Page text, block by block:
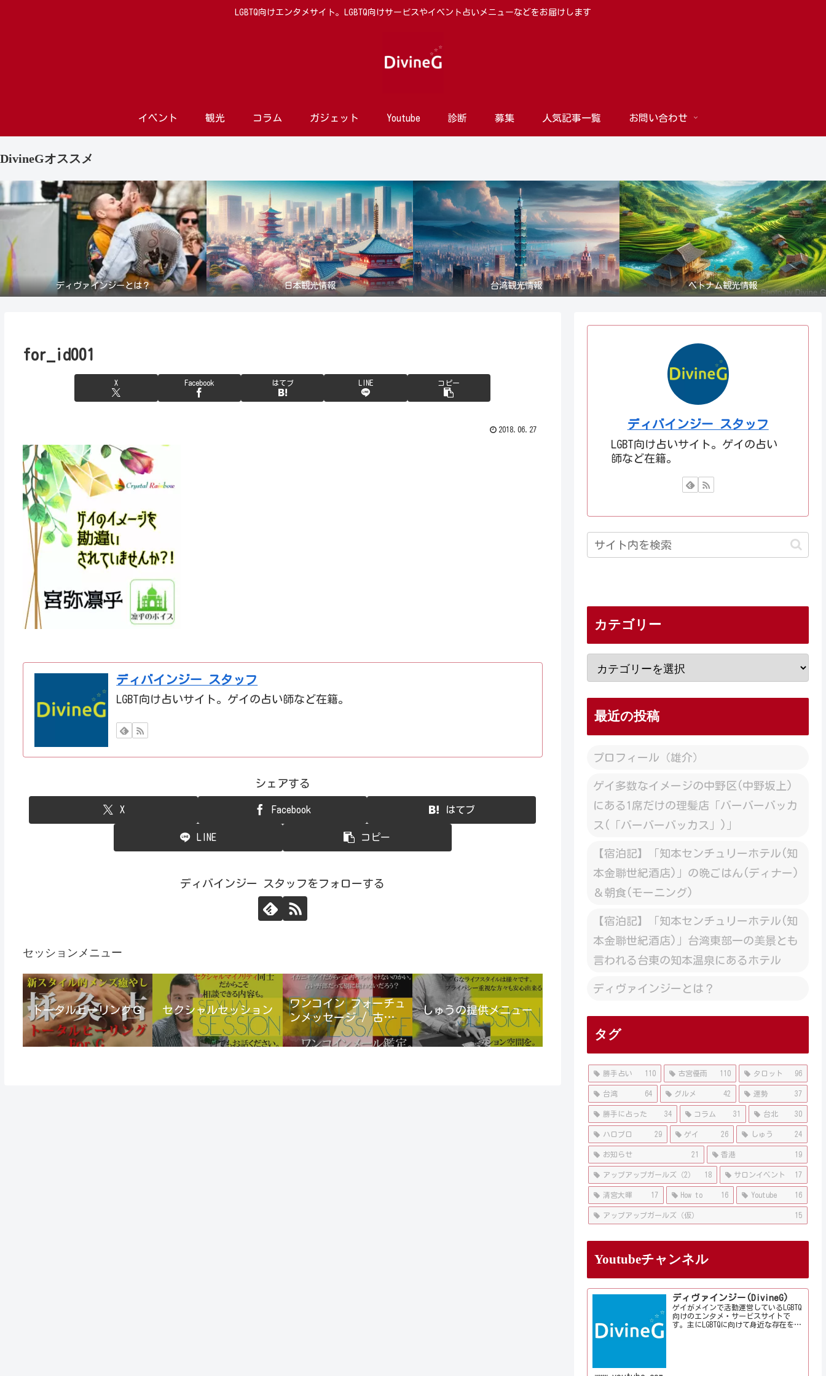
LGBTQ向けエンタメサイト。LGBTQ向けサービスやイベント占いメニューなどをお届けします
イベント 観光 コラム ガジェット Youtube 診断 募集 人気記事一覧 お問い合わせ
DivineGオススメ
ディヴァインジーとは？ 日本観光情報 台湾観光情報 ベトナム観光情報
for_id001
X Facebook はてブ LINE コピー
2018.06.27
ディバインジー スタッフ
LGBT向け占いサイト。ゲイの占い師など在籍。
シェアする
X Facebook はてブ
LINE コピー
ディバインジー スタッフをフォローする
セッションメニュー
トータルヒーリングＧ セクシャルセッション
ワンコイン フォーチュ
ンメッセージ / 古宮優
雨
しゅうの提供メニュー
ディバインジー スタッフ
LGBT向け占いサイト。ゲイの占い
師など在籍。
カテゴリー
最近の投稿
プロフィール（雄介）
ゲイ多数なイメージの中野区(中野坂上)
にある1席だけの理髪店「バーバーバッカ
ス(「バーバーバッカス」)」
【宿泊記】「知本センチュリーホテル(知
本金聯世紀酒店)」の晩ごはん(ディナー)
＆朝食(モーニング)
【宿泊記】「知本センチュリーホテル(知
本金聯世紀酒店)」台湾東部一の美景とも
言われる台東の知本温泉にあるホテル
ディヴァインジーとは？
タグ
勝手占い 110 古宮優雨 110 タロット 96
台湾 64 グルメ 42 運勢 37
勝手に占った 34 コラム 31 台北 30
ハロプロ 29 ゲイ 26 しゅう 24
お知らせ 21 香港 19
アップアップガールズ（2） 18 サロンイベント 17
清宮大暉 17 How to 16 Youtube 16
アップアップガールズ（仮） 15
Youtubeチャンネル
ディヴァインジー(DivineG)
ゲイがメインで活動運営しているLGBTQ
向けのエンタメ・サービスサイトで
す。主にLGBTQに向けて身近な存在を意